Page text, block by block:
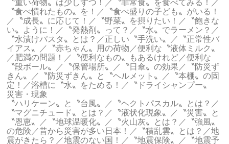
〝重い荷物〟は少しずつ！／〝非常食〟を食べてみる！／
〝食べ慣れたもの〟を！／〝食べ盛りの子ども〟がいる！
／〝成長〟に応じて！／〝野菜〟を摂りたい！／〝飽きな
い〟ように！／〝発熱剤〟って？／〝水〟でラーメン？／
〝水漬けパスタ〟とは？／正しい〝手洗い〟／〝正常性バ
イアス〟／〝赤ちゃん〟用の荷物／便利な〝液体ミルク〟
／肥満の問題！／〝便利なもの〟もあるけれど／便利な
〝段ボール〟／〝保管場所〟／〝日傘〟の効果／〝防災ず
きん〟／〝防災ずきん〟と〝ヘルメット〟／〝本棚〟の固
定！／浴槽に〝水〟をためる！／〝ドライシャンプー〟
災害・現象
〝ハリケーン〟と〝台風〟／〝ヘクトパスカル〟とは？／
〝マグニチュード〟とは？／〝液状化現象〟／〝災害〟と
〝恩恵〟／〝地球温暖化〟／〝火山灰〟とは？／〝強風〟
の危険／昔から災害が多い日本！／〝積乱雲〟とは？／地
震がきたら？／地震のない国！／〝地震保険〟／〝地震予